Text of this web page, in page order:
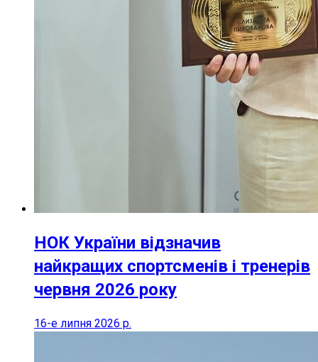
НОК України відзначив
найкращих спортсменів і тренерів
червня 2026 року
16-е липня 2026 р.